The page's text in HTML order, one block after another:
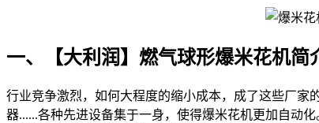
一、【大利润】燃气球形爆米花机简
行业竞争激烈，如何大程度的缩小成本，成了这些厂家
器......各种先进设备集于一身，使得爆米花机更加自动